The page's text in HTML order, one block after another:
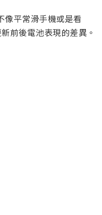
平常滑手機或是看
前後電池表現的差異。